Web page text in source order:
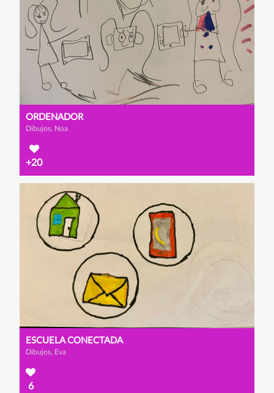
ORDENADOR
Dibujos, Noa
+20
ESCUELA CONECTADA
Dibujos, Eva
6